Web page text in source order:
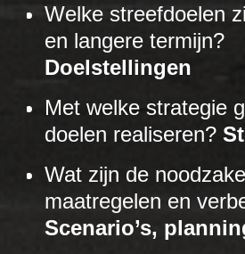
Welke streefdoelen
en langere termijn?
Doelstellingen
Met welke strategie
doelen realiseren?
Wat zijn de
maatregelen en
Scenario’s,